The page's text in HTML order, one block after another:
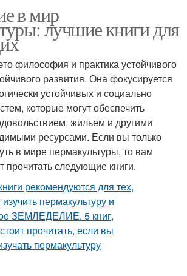
в мир
лучшие книги для
философия и практика устойчивого
развития. Она фокусируется
устойчивых и социально
которые могут обеспечить
жильем и другими
ресурсами. Если вы только
в мире пермакультуры, то вам
прочитать следующие книги.